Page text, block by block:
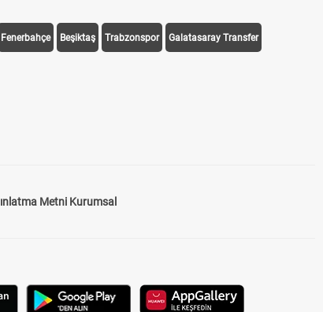
Fenerbahçe Beşiktaş Trabzonspor Galatasaray Transfer
Metni Kurumsal